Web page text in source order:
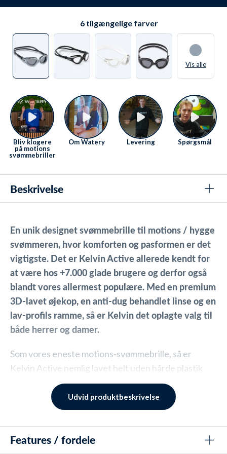
Vi elsker at hjælpe. Derfor sidder vi klar Mandag-
6 tilgængelige farver
Vis alle
Bliv klogere
på motions
svømmebriller
Om Watery Levering Spørgsmål
Beskrivelse
En unik designet svømmebrille til motions / hygge
svømmeren, hvor komforten og pasformen er det
vigtigste. Det er Kelvin Active allerede kendt for
at være hos +7.000 glade brugere og derfor også
blandt vores allermest populære. Med en premium
3D-lavet øjekop, en anti-dug behandlet linse og en
lav-profils ramme, så er Kelvin det oplagte valg til
både herrer og damer.
Som vores eneste motions-svømmebrille, så er
Kelvin Active nemlig lavet helt uden hårde plastik
dele. Til gengæld er øjekop og ramme konstrueret i
ét stykke helt blødt silikone, som både sikrer at
vandet ikke kan løbe ind imellem, men også at
oplevelsen på øjnene bliver uden røde mærker og
irritation - heller ikke efter adskillige timers
Udvid produktbeskrivelse
Features / fordele